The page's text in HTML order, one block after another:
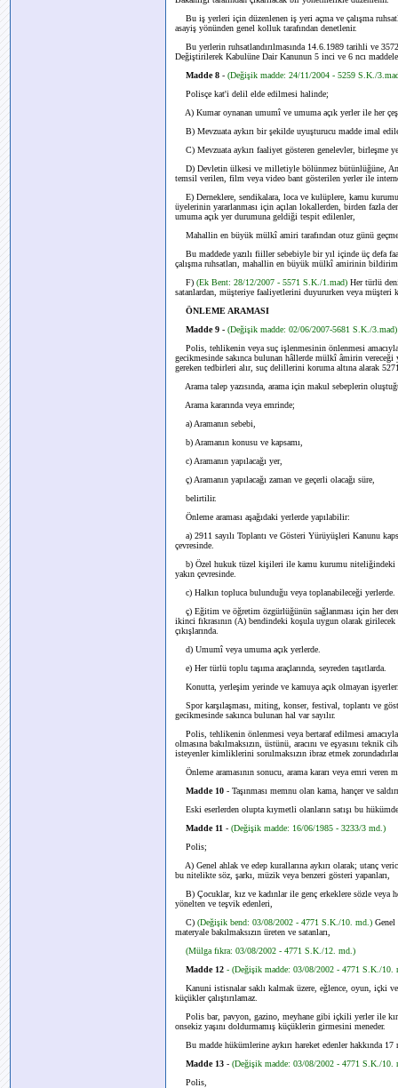
Bu iş yerleri için düzenlenen iş yeri açma ve çalışma
asayiş yönünden genel kolluk tarafından denetlenir.
Bu yerlerin ruhsatlandırılmasında 14.6.1989 tarihli ve
Değiştirilerek Kabulüne Dair Kanunun 5 inci ve 6 ncı
Madde 8 - (Değişik madde: 24/11/2004 - 5259 S.K./
Polisçe kat'i delil elde edilmesi halinde;
A) Kumar oynanan umumî ve umuma açık yerler ile her
B) Mevzuata aykırı bir şekilde uyuşturucu madde imal
C) Mevzuata aykırı faaliyet gösteren genelevler, birleşme
D) Devletin ülkesi ve milletiyle bölünmez bütünlüğüne,
temsil verilen, film veya video bant gösterilen yerler ile
E) Derneklere, sendikalara, loca ve kulüplere, kamu
üyelerinin yararlanması için açılan lokallerden, birden fazla
umuma açık yer durumuna geldiği tespit edilenler,
Mahallin en büyük mülkî amiri tarafından otuz günü
Bu maddede yazılı fiiller sebebiyle bir yıl içinde üç defa
çalışma ruhsatları, mahallin en büyük mülkî amirinin
F) (Ek Bent: 28/12/2007 - 5571 S.K./1.mad) Her türlü
satanlardan, müşteriye faaliyetlerini duyururken veya müşteri
ÖNLEME ARAMASI
Madde 9 - (Değişik madde: 02/06/2007-5681 S.K./3.mad)
Polis, tehlikenin veya suç işlenmesinin önlenmesi
gecikmesinde sakınca bulunan hâllerde mülkî âmirin vereceği
gereken tedbirleri alır, suç delillerini koruma altına alarak
Arama talep yazısında, arama için makul sebeplerin
Arama kararında veya emrinde;
a) Aramanın sebebi,
b) Aramanın konusu ve kapsamı,
c) Aramanın yapılacağı yer,
ç) Aramanın yapılacağı zaman ve geçerli olacağı süre,
belirtilir.
Önleme araması aşağıdaki yerlerde yapılabilir:
a) 2911 sayılı Toplantı ve Gösteri Yürüyüşleri Kanunu
çevresinde.
b) Özel hukuk tüzel kişileri ile kamu kurumu niteliğindeki
yakın çevresinde.
c) Halkın topluca bulunduğu veya toplanabileceği yerlerde.
ç) Eğitim ve öğretim özgürlüğünün sağlanması için her
ikinci fıkrasının (A) bendindeki koşula uygun olarak
çıkışlarında.
d) Umumî veya umuma açık yerlerde.
e) Her türlü toplu taşıma araçlarında, seyreden taşıtlarda.
Konutta, yerleşim yerinde ve kamuya açık olmayan
Spor karşılaşması, miting, konser, festival, toplantı ve
gecikmesinde sakınca bulunan hal var sayılır.
Polis, tehlikenin önlenmesi veya bertaraf edilmesi
olmasına bakılmaksızın, üstünü, aracını ve eşyasını
isteyenler kimliklerini sorulmaksızın ibraz etmek
Önleme aramasının sonucu, arama kararı veya emri
Madde 10 - Taşınması memnu olan kama, hançer ve
Eski eserlerden olupta kıymetli olanların satışı bu
Madde 11 - (Değişik madde: 16/06/1985 - 3233/3 md.)
Polis;
A) Genel ahlak ve edep kurallarına aykırı olarak; utanç
bu nitelikte söz, şarkı, müzik veya benzeri gösteri yapanları,
B) Çocuklar, kız ve kadınlar ile genç erkeklere sözle veya
yönelten ve teşvik edenleri,
C) (Değişik bend: 03/08/2002 - 4771 S.K./10. md.) Genel
materyale bakılmaksızın üreten ve satanları,
(Mülga fıkra: 03/08/2002 - 4771 S.K./12. md.)
Madde 12 - (Değişik madde: 03/08/2002 - 4771 S.K./10.
Kanuni istisnalar saklı kalmak üzere, eğlence, oyun, içki ve
küçükler çalıştırılamaz.
Polis bar, pavyon, gazino, meyhane gibi içkili yerler ile
onsekiz yaşını doldurmamış küçüklerin girmesini meneder.
Bu madde hükümlerine aykırı hareket edenler hakkında
Madde 13 - (Değişik madde: 03/08/2002 - 4771 S.K./10.
Polis,